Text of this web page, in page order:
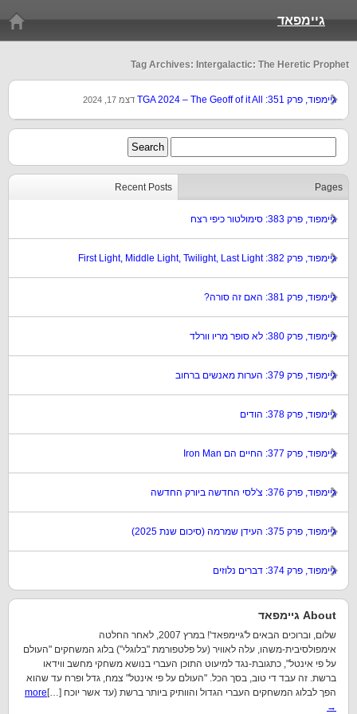
גיימפאד
Tag Archives: Intergalactic: The Heretic Prophet
גיימפוד, פרק 351: TGA 2024 – The Geoff of it All דצמ 17, 2024
Recent Posts Pages
גיימפוד, פרק 383: סימולטור כיפי רצח
גיימפוד, פרק 382: First Light, Middle Light, Twilight, Last Light
גיימפוד, פרק 381: האם זה סורה?
גיימפוד, פרק 380: לא סופר מריו וורלד
גיימפוד, פרק 379: הערות מאנשים ברחוב
גיימפוד, פרק 378: הודים
גיימפוד, פרק 377: החיים הם Iron Man
גיימפוד, פרק 376: צ'לסי החדשה ביורק החדשה
גיימפוד, פרק 375: העידן שמרמה (סיכום שנת 2025)
גיימפוד, פרק 374: דברים נלוזים
About גיימפאד
שלום, וברוכים הבאים ל'גיימפאד'! במרץ 2007, לאחר החלטה
אימפולסיבית-משהו, עלה לאוויר (על פלטפורמת "בלוגלי") בלוג המשחקים "העולם
על פי אינטל", כתגובת-נגד למיעוט התוכן העברי בנושא משחקי מחשב ווידאו
ברשת. זה עבד די טוב, בסך הכל. "העולם על פי אינטל" צמח, גדל ופרח עד שהוא
הפך לבלוג המשחקים העברי הגדול והוותיק ביותר ברשת (עד אשר יוכח […] more
→